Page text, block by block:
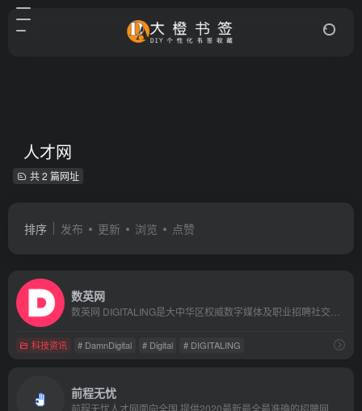
人才网
共 2 篇网址
排序 发布 更新 浏览 点赞
数英网
科技资讯 # DamnDigital # Digital # DIGITALING
前程无忧